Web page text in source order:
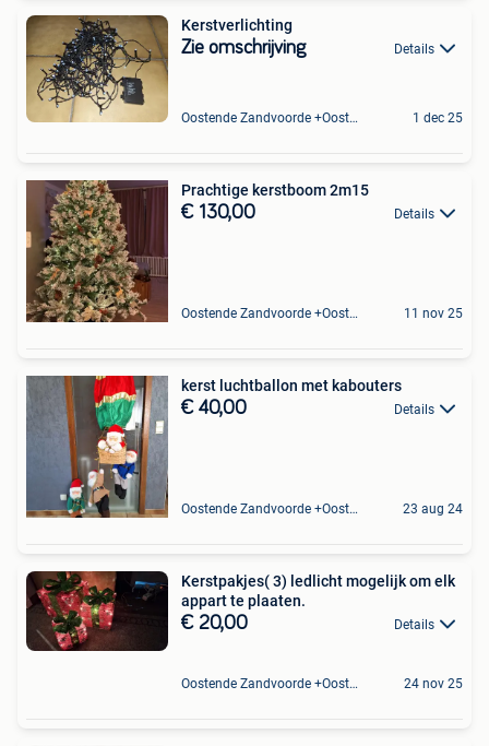
Kerstverlichting
Zie omschrijving Details
Oostende Zandvoorde +Oostende 1 dec 25
Prachtige kerstboom 2m15
€ 130,00 Details
Oostende Zandvoorde +Oostende 11 nov 25
kerst luchtballon met kabouters
€ 40,00 Details
Oostende Zandvoorde +Oostende 23 aug 24
Kerstpakjes( 3) ledlicht mogelijk om elk
appart te plaaten.
€ 20,00 Details
Oostende Zandvoorde +Oostende 24 nov 25